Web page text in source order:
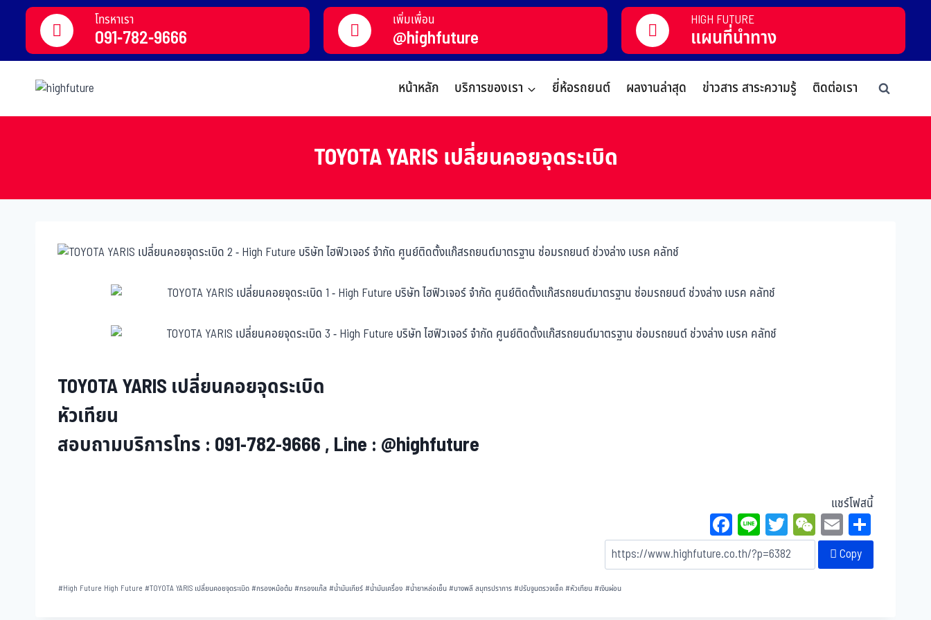
โทรหาเรา
091-782-9666
เพิ่มเพื่อน
@highfuture
HIGH FUTURE
แผนที่นำทาง
หน้าหลัก บริการของเรา ยี่ห้อรถยนต์ ผลงานล่าสุด ข่าวสาร สาระความรู้ ติดต่อเรา
TOYOTA YARIS เปลี่ยนคอยจุดระเบิด
TOYOTA YARIS เปลี่ยนคอยจุดระเบิด
หัวเทียน
สอบถามบริการโทร : 091-782-9666 , Line : @highfuture
แชร์โฟสนี้
Fa
ce
bo
Li
ne
T
wi
tt
W
eC
ha
E
m
ail
Copy
#High Future High Future #TOYOTA YARIS เปลี่ยนคอยจุดระเบิด#กรองหม้อต้ม#กรองแก๊ส #น้ำมันเกียร์ #น้ำมันเครื่อง #น้ำยาหล่อเย็น #บางพลี สมุทรปราการ#ปรับจูนตรวจเช็ค#หัวเทียน#เงินผ่อน